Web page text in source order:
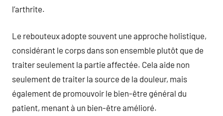
l’arthrite.
Le rebouteux adopte souvent une approche holistique,
considérant le corps dans son ensemble plutôt que de
traiter seulement la partie affectée. Cela aide non
seulement de traiter la source de la douleur, mais
également de promouvoir le bien-être général du
patient, menant à un bien-être amélioré.